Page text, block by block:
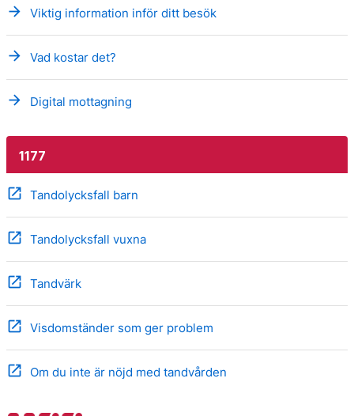
arrow_forward Viktig information inför ditt besök
arrow_forward Vad kostar det?
arrow_forward Digital mottagning
1177
open_in_new Tandolycksfall barn
open_in_new Tandolycksfall vuxna
open_in_new Tandvärk
open_in_new Visdomständer som ger problem
open_in_new Om du inte är nöjd med tandvården